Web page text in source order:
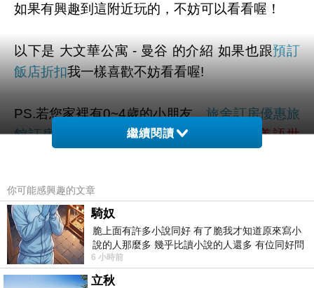
如果有興趣到這附近玩的，不妨可以看看喔！
以下是 大文華公寓 - 曼谷 的介紹 如果也跟預訂
飯店折扣我一樣喜歡不妨看看喔!
PS.若您家裡有0~4歲的小朋友，旅舍訂房優惠旅
館訂房比價
點我進入索取免費《迪士尼美語世
↓↓↓限量特優價格按鈕↓↓↓
繼續閱讀
你可能感興趣的文章
騎奴
脆上面有許多小說同好 有了脆我才知道原來寫小
說的人那麼多 幾乎比讀小說的人還多 有位同好問
了一個問題 她說為什麼高中文學獎的
6 小時前
立秋